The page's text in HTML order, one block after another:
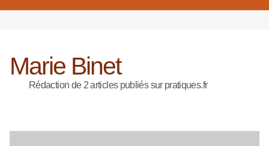
Marie Binet
Rédaction de 2 articles publiés sur pratiques.fr